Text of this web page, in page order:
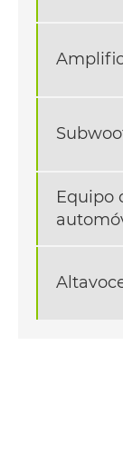
Equipo